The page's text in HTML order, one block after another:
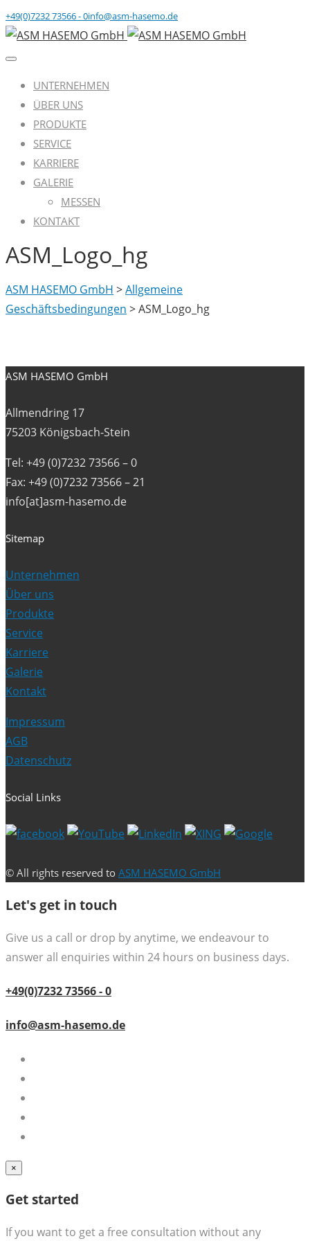
+49(0)7232 73566 - 0info@asm-hasemo.de
UNTERNEHMEN
ÜBER UNS
PRODUKTE
SERVICE
KARRIERE
GALERIE
MESSEN
KONTAKT
ASM_Logo_hg
ASM HASEMO GmbH >Allgemeine
Geschäftsbedingungen >ASM_Logo_hg
ASM HASEMO GmbH
Allmendring 17
75203 Königsbach-Stein
Tel: +49 (0)7232 73566 – 0
Fax: +49 (0)7232 73566 – 21
info[at]asm-hasemo.de
Sitemap
Unternehmen
Über uns
Produkte
Service
Karriere
Galerie
Kontakt
Impressum
AGB
Datenschutz
Social Links
© All rights reserved to ASM HASEMO GmbH
Let's get in touch
Give us a call or drop by anytime, we endeavour to
answer all enquiries within 24 hours on business days.
+49(0)7232 73566 - 0
info@asm-hasemo.de
×
Get started
If you want to get a free consultation without any